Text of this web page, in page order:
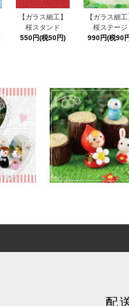
【ガラス細工】
桜スタンド
550円(税50円)
【ガラス細工
桜ステージ
990円(税90
配